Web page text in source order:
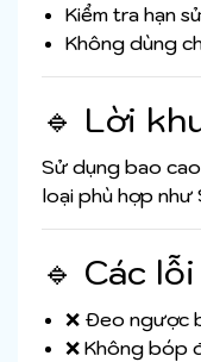
Kiểm tra hạn
Không dùng
🔹 Lời
Sử dụng bao
loại phù hợp như
🔹 Các
❌ Đeo ngược
❌ Không bóp